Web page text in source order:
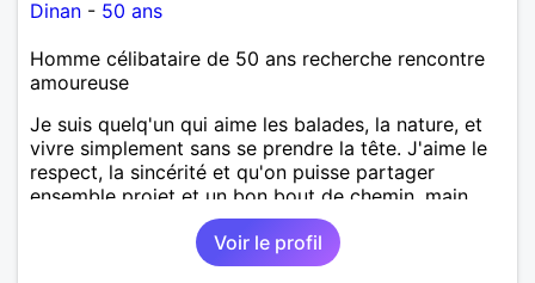
Dinan - 50 ans
Homme célibataire de 50 ans recherche rencontre
amoureuse
Je suis quelq'un qui aime les balades, la nature, et
vivre simplement sans se prendre la tête. J'aime le
respect, la sincérité et qu'on puisse partager
ensemble projet et un bon bout de chemin, main
Voir le profil